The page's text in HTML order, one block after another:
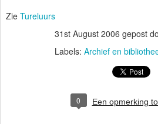
Zie Tureluurs
31st August 2006 gepost
Labels: Archief en
0 Een opmerking